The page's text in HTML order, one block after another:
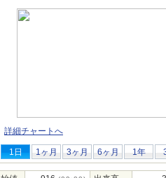
詳細チャートへ
1日 1ヶ月 3ヶ月 6ヶ月 1年